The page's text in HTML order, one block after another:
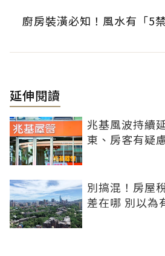
廚房裝潢必知！風水有「5
延伸閱讀
兆基風波持續
東、房客有疑
別搞混！房屋
差在哪 別以為